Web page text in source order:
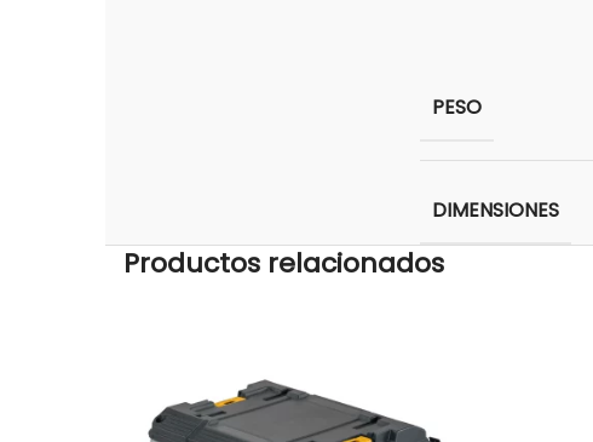
PESO
DIMENSIONES
Productos relacionados